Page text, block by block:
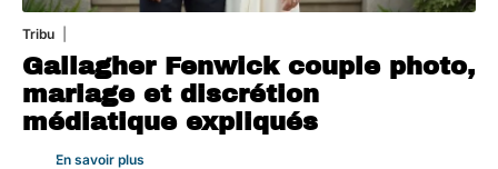
Tribu
Gallagher Fenwick couple photo,
mariage et discrétion
médiatique expliqués
En savoir plus